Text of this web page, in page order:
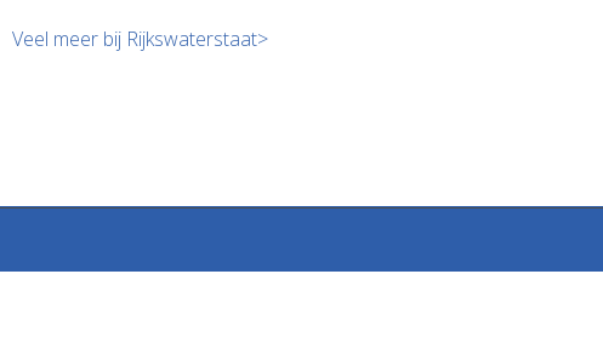
Veel meer bij Rijkswaterstaat>